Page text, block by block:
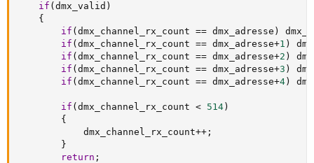
if ( dmx_valid )
{
if ( dmx_channel_rx_count == dmx_adresse )
if ( dmx_channel_rx_count == dmx_adresse+1 )
if ( dmx_channel_rx_count == dmx_adresse+2 )
if ( dmx_channel_rx_count == dmx_adresse+3 )
if ( dmx_channel_rx_count == dmx_adresse+4 )
if ( dmx_channel_rx_count < 514 )
{
			dmx_channel_rx_count
++ ;
}
return ;